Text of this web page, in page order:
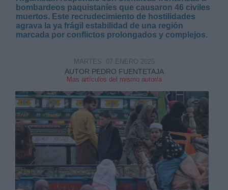
bombardeos paquistaníes que causaron 46 civiles
muertos. Este recrudecimiento de hostilidades
agrava la ya frágil estabilidad de una región
marcada por conflictos prolongados y complejos.
AUTOR PEDRO FUENTETAJA
Mas artículos del mismo autor/a
MARTES, 07 ENERO 2025
link
Información adicional
link